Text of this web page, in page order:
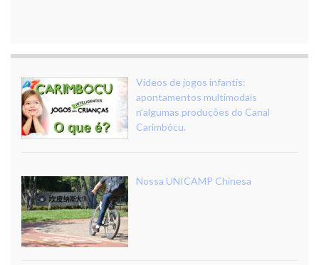
Vídeos de jogos infantis:
apontamentos multimodais
n’algumas produções do Canal
Carimbócu.
Nossa UNICAMP Chinesa